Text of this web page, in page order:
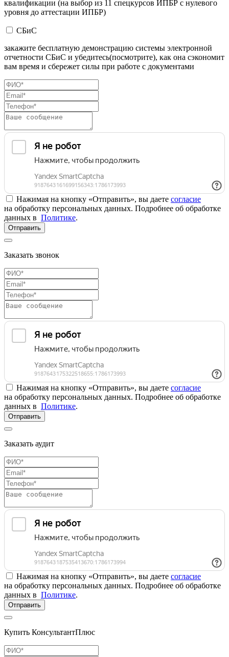
квалификации (на выбор из 11 спецкурсов ИПБР с нулевого
уровня до аттестации ИПБР)
СБиС
закажите бесплатную демонстрацию системы электронной
отчетности СБиС и убедитесь(посмотрите), как она сэкономит
вам время и сбережет силы при работе с документами
Нажимая на кнопку «Отправить», вы даете согласие
на обработку персональных данных. Подробнее об обработке
данных в Политике.
Отправить
Заказать звонок
Нажимая на кнопку «Отправить», вы даете согласие
на обработку персональных данных. Подробнее об обработке
данных в Политике.
Отправить
Заказать аудит
Нажимая на кнопку «Отправить», вы даете согласие
на обработку персональных данных. Подробнее об обработке
данных в Политике.
Отправить
Купить КонсультантПлюс